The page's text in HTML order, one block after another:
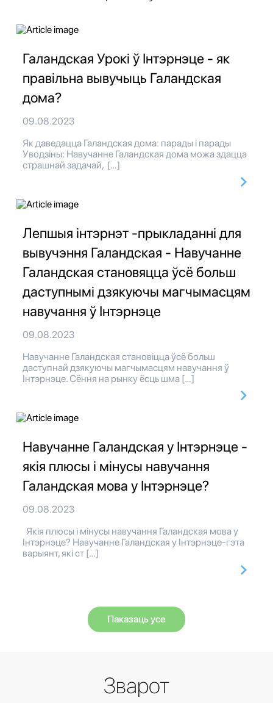
Галандская Урокі ў Інтэрнэце - як
правільна вывучыць Галандская
дома?
09.08.2023
Як даведацца Галандская дома: парады і парады
Уводзіны: Навучанне Галандская дома можа здацца
страшнай задачай, […]
Лепшыя інтэрнэт -прыкладанні для
вывучэння Галандская - Навучанне
Галандская становяцца ўсё больш
даступнымі дзякуючы магчымасцям
навучання ў Інтэрнэце
09.08.2023
Навучанне Галандская становіцца ўсё больш
даступнай дзякуючы магчымасцям навучання ў
Інтэрнэце. Сёння на рынку ёсць шма […]
Навучанне Галандская у Інтэрнэце -
якія плюсы і мінусы навучання
Галандская мова у Інтэрнэце?
09.08.2023
Якія плюсы і мінусы навучання Галандская мова у
Інтэрнэце? Навучанне Галандская у Інтэрнэце-гэта
варыянт, які ст […]
Паказаць усе
Зварот